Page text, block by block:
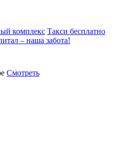
комплекс Такси бесплатно
– наша забота!
Смотреть